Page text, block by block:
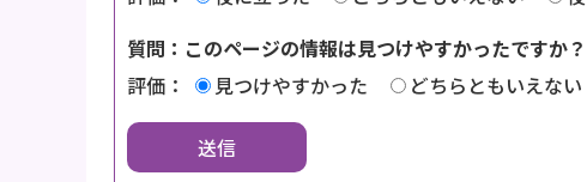
質問：このページの情報は見つけやすかったですか？
評価：
見つけやすかった どちらともいえない